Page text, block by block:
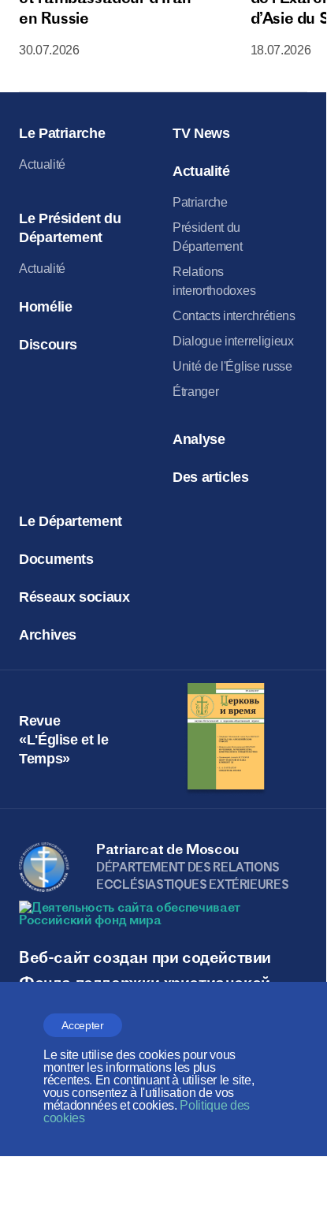
Accepter
Le site utilise des cookies pour vous
montrer les informations les plus
récentes. En continuant à utiliser le site,
vous consentez à l'utilisation de vos
métadonnées et cookies. Politique des
cookies
en Russie
30.07.2026
d’Asie du
18.07.2026
Le Patriarche
Actualité
Le Président du
Département
Actualité
Homélie
Discours
TV News
Actualité
Patriarche
Président du
Département
Relations
interorthodoxes
Contacts interchrétiens
Dialogue interreligieux
Unité de l'Église russe
Étranger
Analyse
Des articles
Le Département
Documents
Réseaux sociaux
Archives
Revue
«L'Église et le
Temps»
Patriarcat de Moscou
DÉPARTEMENT DES RELATIONS
ECCLÉSIASTIQUES EXTÉRIEURES
Веб-сайт создан при содействии
Фонда поддержки христианской